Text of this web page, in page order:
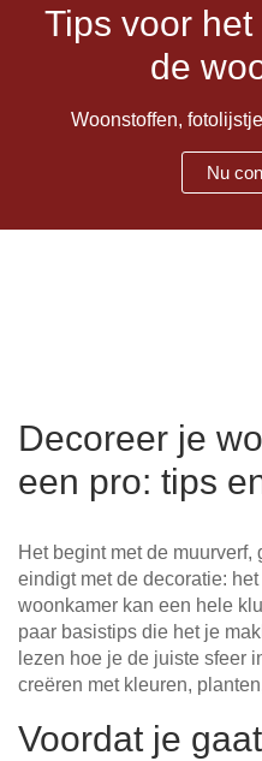
Tips voor
de
Woonstoffen,
Nu
Decoreer je
een pro: tips
Het begint met de
eindigt met de decoratie:
woonkamer kan een hele
paar basistips die het je
lezen hoe je de juiste sfeer
creëren met kleuren,
Voordat je
Hoekbanken
Sideboards
Slaapbanken & -fauteuils
Tafels & zitbanken
Vitrinekasten
Voor schuine wanden
Wandboards
Glaswerelden